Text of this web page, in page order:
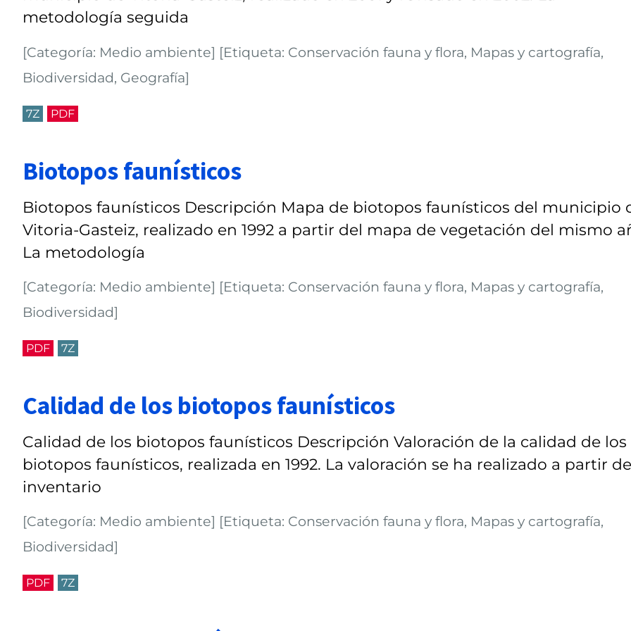
metodología seguida
[Categoría: Medio ambiente] [Etiqueta: Conservación fauna y flora, Mapas y cartografía,
Biodiversidad, Geografía]
7Z PDF
Biotopos faunísticos
Biotopos faunísticos Descripción Mapa de biotopos faunísticos del municipio
Vitoria-Gasteiz, realizado en 1992 a partir del mapa de vegetación del mismo
La metodología
[Categoría: Medio ambiente] [Etiqueta: Conservación fauna y flora, Mapas y cartografía,
Biodiversidad]
PDF 7Z
Calidad de los biotopos faunísticos
Calidad de los biotopos faunísticos Descripción Valoración de la calidad de los
biotopos faunísticos, realizada en 1992. La valoración se ha realizado a partir
inventario
[Categoría: Medio ambiente] [Etiqueta: Conservación fauna y flora, Mapas y cartografía,
Biodiversidad]
PDF 7Z